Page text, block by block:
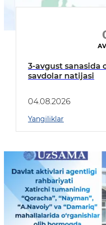
3-avgust sanasida
savdolar natijasi
04.08.2026
Yangiliklar